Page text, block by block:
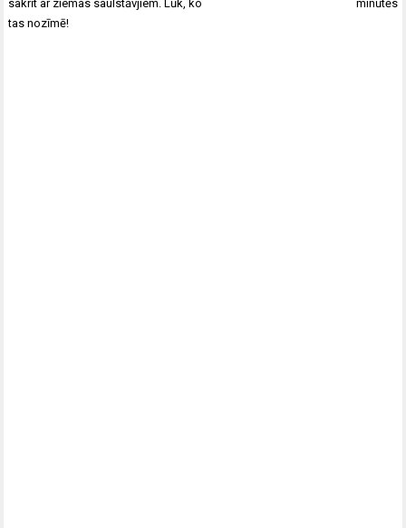
sakrīt ar ziemas saulstāvjiem. Lūk, ko
tas nozīmē!
minūtēs